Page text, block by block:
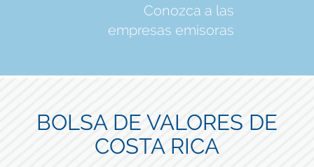
Conozca a las
empresas emisoras
BOLSA DE VALORES DE
COSTA RICA